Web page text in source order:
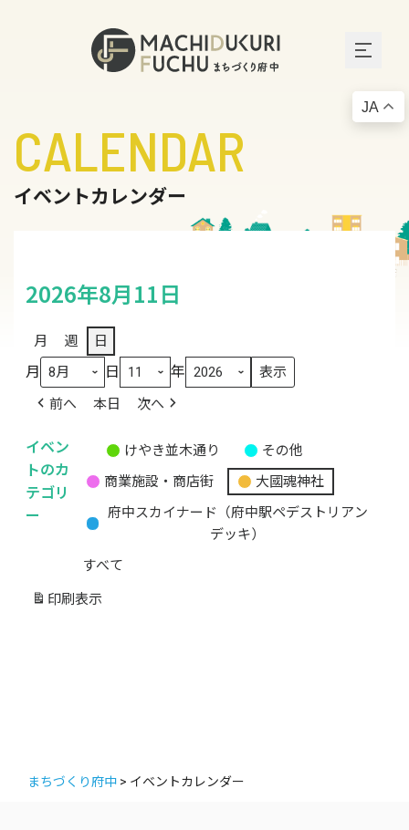
CALENDAR
イベントカレンダー
2026年8月11日
月 週 日
月 日 年
前へ 本日 次へ
イベン
トのカ
テゴリ
ー
題
カ
ゴ
リ
けやき並木通り
その他
商業施設・商店街
大國魂神社
府中スカイナード（府中駅ペデストリアン
デッキ）
すべて
印刷 表示
まちづくり府中 > イベントカレンダー
JA